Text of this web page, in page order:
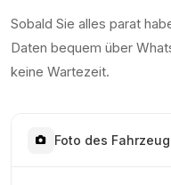
Sobald Sie alles parat
Daten bequem über
keine Wartezeit.
Foto des